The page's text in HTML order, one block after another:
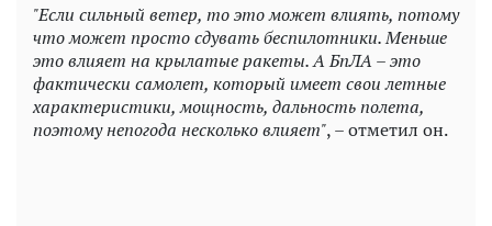
"Если сильный ветер, то это может влиять, потому
что может просто сдувать беспилотники. Меньше
это влияет на крылатые ракеты. А БпЛА – это
фактически самолет, который имеет свои летные
характеристики, мощность, дальность полета,
поэтому непогода несколько влияет", – отметил он.